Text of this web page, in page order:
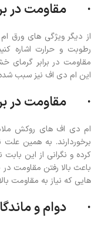
· مقاومت در
مقاومت در برابر
این ام دی اف نیز سبب شده
· مقاومت در
ام دی اف های روکش
برخوردارند. به همین علت
کرده و نگرانی از این
باعث بالا رفتن مقاومت
هایی که نیاز به مقاومت
· دوام و